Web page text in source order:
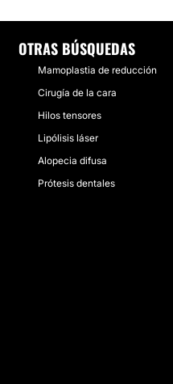
OTRAS BÚSQUEDAS
Mamoplastia de reducción
Cirugía de la cara
Hilos tensores
Lipólisis láser
Alopecia difusa
Prótesis dentales